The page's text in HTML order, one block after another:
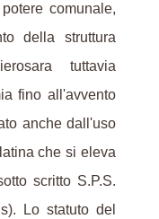
comunale,
della struttura
tuttavia
fino all'avvento
anche dall'uso
che si eleva
scritto S.P.S.
Lo statuto del